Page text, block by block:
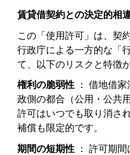
賃貸借契約との決定的相
この「使用許可」は、契
行政庁による一方的な「
て、以下のリスクと特徴
権利の脆弱性 ： 借地借
政側の都合（公用・公共
許可はいつでも取り消さ
補償も限定的です。
期間の短期性 ： 許可期